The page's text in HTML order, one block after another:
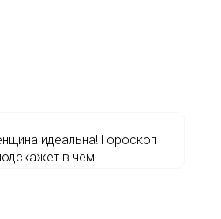
идеальна! Гороскоп
в чем!